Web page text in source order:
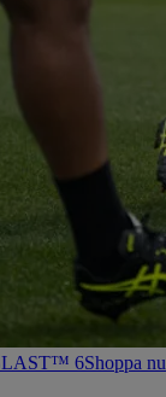
6Shoppa nu